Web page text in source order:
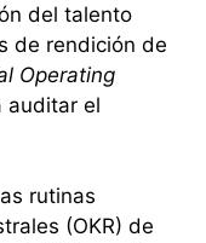
del talento
de rendición de
Operating
auditar el
rutinas
(OKR) de